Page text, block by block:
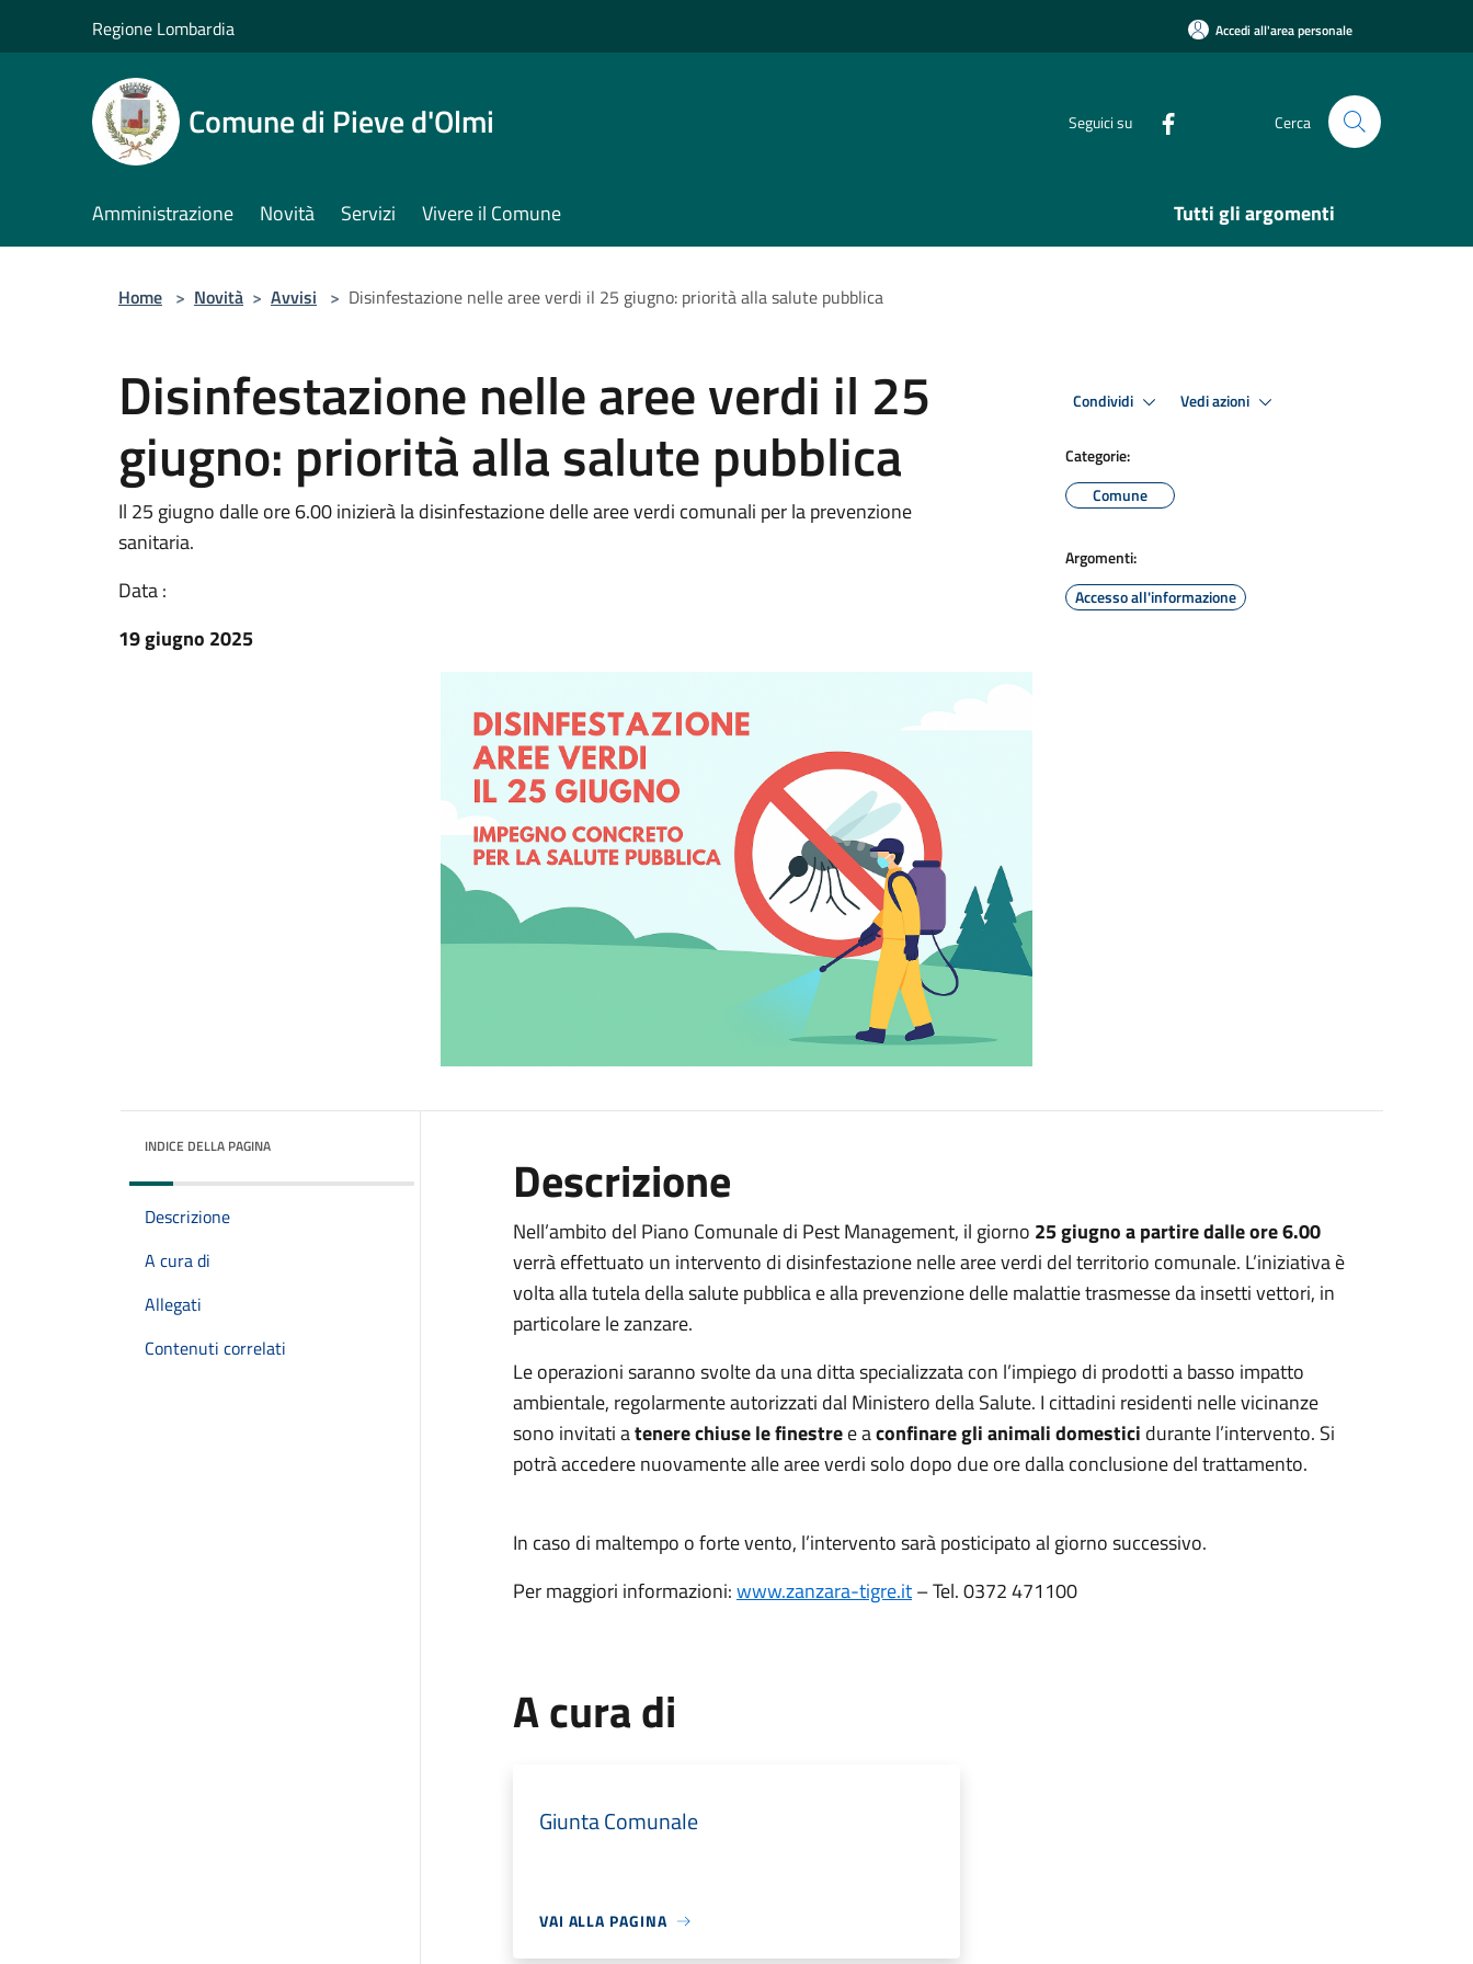
Regione Lombardia Accedi all'area personale
Comune di Pieve d'Olmi Seguici su Cerca
Amministrazione Novità Servizi Vivere il Comune Tutti gli argomenti
Home > Novità > Avvisi > Disinfestazione nelle aree verdi il 25 giugno: priorità alla salute pubblica
Disinfestazione nelle aree verdi il 25
giugno: priorità alla salute pubblica
Il 25 giugno dalle ore 6.00 inizierà la disinfestazione delle aree verdi comunali per la prevenzione
sanitaria.
Data :
19 giugno 2025
Condividi Vedi azioni
Categorie:
Comune
Argomenti:
Accesso all'informazione
INDICE DELLA PAGINA
Descrizione
A cura di
Allegati
Contenuti correlati
Descrizione
Nell’ambito del Piano Comunale di Pest Management, il giorno 25 giugno a partire dalle ore 6.00
verrà effettuato un intervento di disinfestazione nelle aree verdi del territorio comunale. L’iniziativa è
volta alla tutela della salute pubblica e alla prevenzione delle malattie trasmesse da insetti vettori, in
particolare le zanzare.
Le operazioni saranno svolte da una ditta specializzata con l’impiego di prodotti a basso impatto
ambientale, regolarmente autorizzati dal Ministero della Salute. I cittadini residenti nelle vicinanze
sono invitati atenere chiuse le finestree aconfinare gli animali domestici durante l’intervento. Si
potrà accedere nuovamente alle aree verdi solo dopo due ore dalla conclusione del trattamento.
In caso di maltempo o forte vento, l’intervento sarà posticipato al giorno successivo.
Per maggiori informazioni:www.zanzara-tigre.it– Tel. 0372 471100
A cura di
Giunta Comunale
VAI ALLA PAGINA